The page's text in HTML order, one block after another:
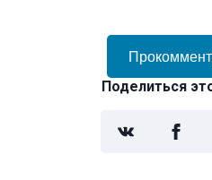
Поделиться